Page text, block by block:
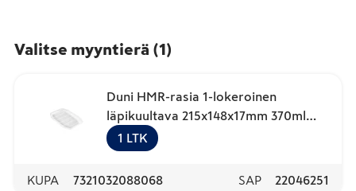
Valitse myyntierä (1)
Duni HMR-rasia 1-lokeroinen
läpikuultava 215x148x17mm 370ml
420kpl
1 LTK
KUPA 7321032088068 SAP 22046251